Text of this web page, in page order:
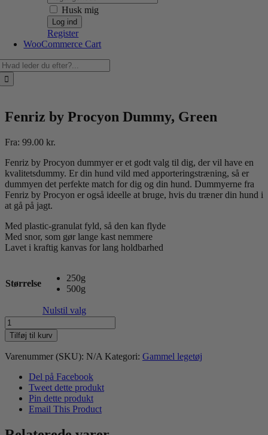
Husk mig
Register
WooCommerce Cart
Fenriz by Procyon Dummy, Green
Fra: 99.00 kr.
Fenriz by Procyon dummyer er et godt valg til dig, der vil have en
kvalitetsdummy. Er din hund vild med apporteringstræning, så er
dummyen det perfekte match for dig og din hund. Dummyerne fra
Fenriz by Procyon er også ideelle at bruge, hvis du træner din hund i
at gå på jagt.
Med plastic-granulat fyld, så den kan flyde
Med snor, som gør lange kast nemmere
Lavet i kraftig kanvas for lang holdbarhed
Størrelse
250g
500g
Nulstil valg
Fenriz
by
Procyon
Dummy,
antal
Tilføj til kurv
Varenummer (SKU): N/A Kategori: Gammel legetøj
Del på Facebook
Tweet dette produkt
Pin dette produkt
Email This Product